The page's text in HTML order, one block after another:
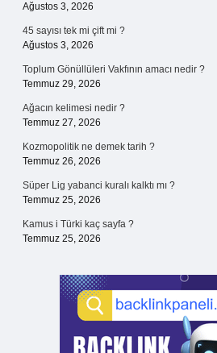
Ağustos 3, 2026
45 sayısı tek mi çift mi ?
Ağustos 3, 2026
Toplum Gönüllüleri Vakfının amacı nedir ?
Temmuz 29, 2026
Ağacın kelimesi nedir ?
Temmuz 27, 2026
Kozmopolitik ne demek tarih ?
Temmuz 26, 2026
Süper Lig yabanci kuralı kalktı mı ?
Temmuz 25, 2026
Kamus i Türki kaç sayfa ?
Temmuz 25, 2026